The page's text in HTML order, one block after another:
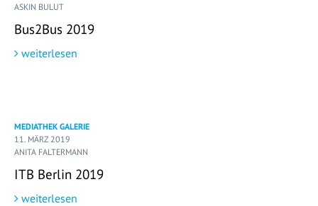
ASKIN BULUT
Bus2Bus 2019
weiterlesen
MEDIATHEK GALERIE
11. MÄRZ 2019
ANITA FALTERMANN
ITB Berlin 2019
weiterlesen